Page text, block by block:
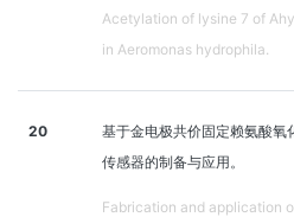
Acetylation of lysine 7 of
in Aeromonas hydrophila.
20
基于金电极共价固定赖氨酸氧
传感器的制备与应用。
Fabrication and application